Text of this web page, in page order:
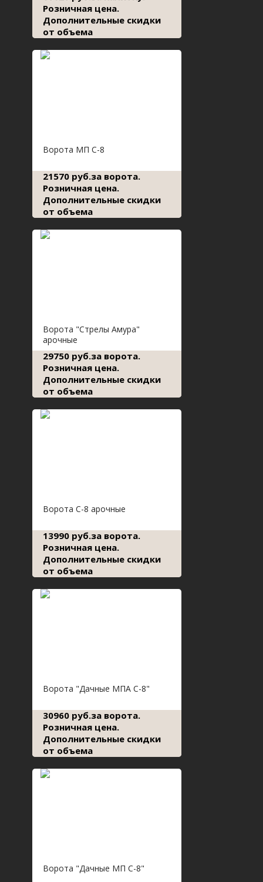
Розничная цена.
Дополнительные скидки
от объема
Ворота МП С-8
21570 руб.за ворота.
Розничная цена.
Дополнительные скидки
от объема
Ворота "Стрелы Амура"
арочные
29750 руб.за ворота.
Розничная цена.
Дополнительные скидки
от объема
Ворота С-8 арочные
13990 руб.за ворота.
Розничная цена.
Дополнительные скидки
от объема
Ворота "Дачные МПА С-8"
30960 руб.за ворота.
Розничная цена.
Дополнительные скидки
от объема
Ворота "Дачные МП С-8"